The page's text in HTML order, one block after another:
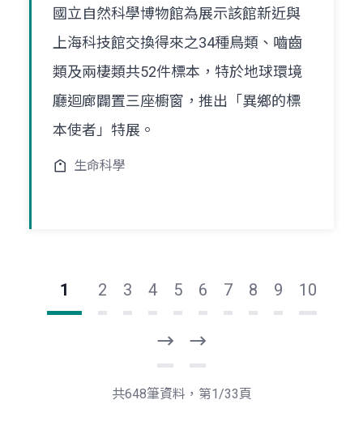
國立自然科學博物館為展示該館新近與
上海科技館交換得來之34種鳥類、嚙齒
類及兩棲類共52件標本，特於地球環境
廳迴廊闢置三座櫥窗，推出「異鄉的標
本使者」特展。
生命科學
1 2 3 4 5 6 7 8 9 10
一
頁
後
一
共648筆資料，第1/33頁